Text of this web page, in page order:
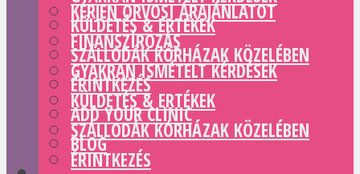
KÜLDETÉS & ERTÉKEK
SZÁLLODÁK KÓRHÁZAK KÖZELÉBEN
ÉRINTKEZÉS
ADD YOUR CLINIC
BLOG
KÉRJEN ORVOSI ÁRAJÁNLATOT
FINANSZÍROZÁS
GYAKRAN ISMÉTELT KÉRDÉSEK
KÜLDETÉS & ERTÉKEK
SZÁLLODÁK KÓRHÁZAK KÖZELÉBEN
ÉRINTKEZÉS